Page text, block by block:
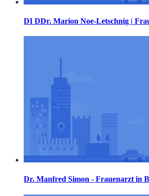
DI DDr. Marion Noe-Letschnig |
Dr. Manfred Simon - Frauenarzt in